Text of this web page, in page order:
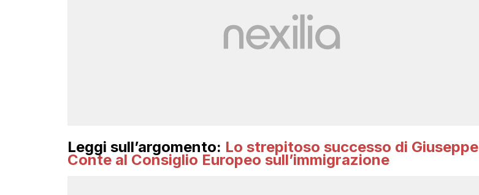
Leggi sull’argomento: Lo strepitoso successo di Giuseppe
Conte al Consiglio Europeo sull’immigrazione